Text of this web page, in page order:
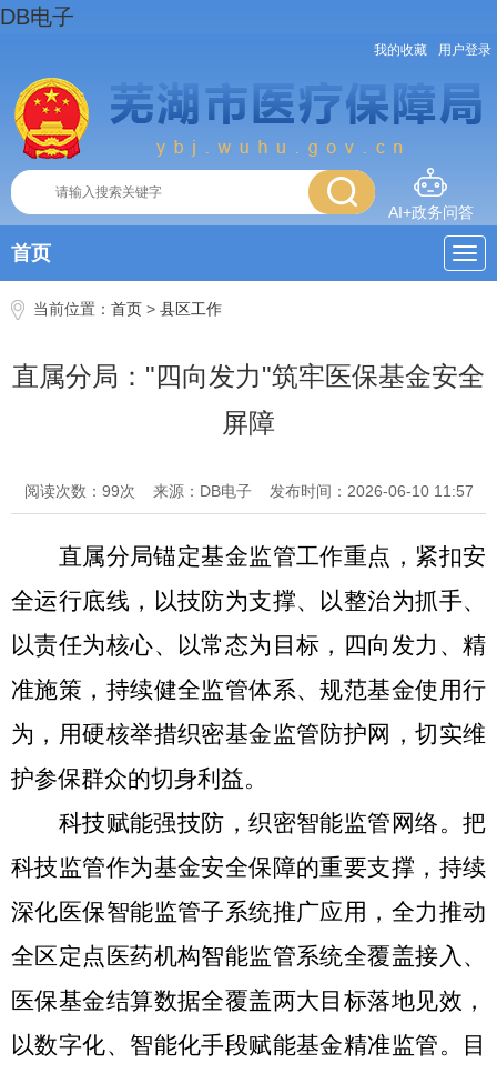
DB电子
我的收藏 用户登录
AI+政务问答
首页
当前位置： 首页 > 县区工作
直属分局："四向发力"筑牢医保基金安全
屏障
阅读次数： 99次 来源：DB电子 发布时间：2026-06-10 11:57
直属分局锚定基金监管工作重点，紧扣安
全运行底线，以技防为支撑、以整治为抓手、
以责任为核心、以常态为目标，四向发力、精
准施策，持续健全监管体系、规范基金使用行
为，用硬核举措织密基金监管防护网，切实维
护参保群众的切身利益。
科技赋能强技防，织密智能监管网络。把
科技监管作为基金安全保障的重要支撑，持续
深化医保智能监管子系统推广应用，全力推动
全区定点医药机构智能监管系统全覆盖接入、
医保基金结算数据全覆盖两大目标落地见效，
以数字化、智能化手段赋能基金精准监管。目